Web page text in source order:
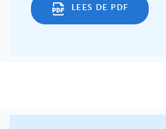
LEES DE PDF